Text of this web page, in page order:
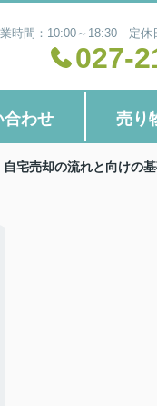
時間：10:00～18:30 定休
027-
合わせ 売り
宅売却の流れと向けの